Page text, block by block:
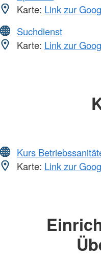
Karte: Link zur
Suchdienst
Karte: Link zur
Kurs
Karte: Link zur